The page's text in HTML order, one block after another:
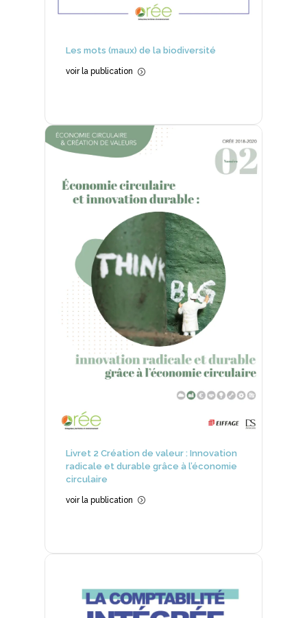
Les mots (maux) de la biodiversité
voir la publication =
Livret 2 Création de valeur : Innovation
radicale et durable grâce à l’économie
circulaire
voir la publication =